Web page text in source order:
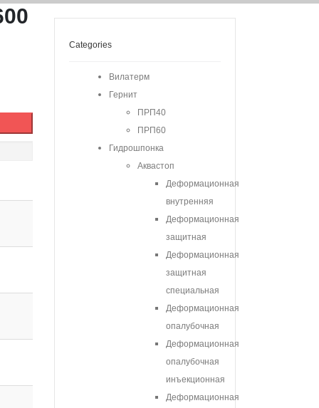
Categories
Вилатерм
Гернит
ПРП40
ПРП60
Гидрошпонка
Аквастоп
Деформационная
внутренняя
Деформационная
защитная
Деформационная
защитная
специальная
Деформационная
опалубочная
Деформационная
опалубочная
инъекционная
Деформационная